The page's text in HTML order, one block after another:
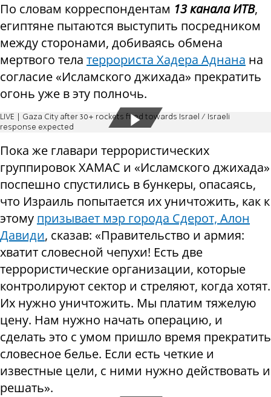
По словам корреспондентам 13 канала ИТВ,
египтяне пытаются выступить посредником
между сторонами, добиваясь обмена
мертвого тела террориста Хадера Аднана на
согласие «Исламского джихада» прекратить
огонь уже в эту полночь.
LIVE | Gaza City after 30+ rockets fired towards Israel / Israeli
response expected
Пока же главари террористических
группировок ХАМАС и «Исламского джихада»
поспешно спустились в бункеры, опасаясь,
что Израиль попытается их уничтожить, как к
этому призывает мэр города Сдерот, Алон
Давиди, сказав: «Правительство и армия:
хватит словесной чепухи! Есть две
террористические организации, которые
контролируют сектор и стреляют, когда хотят.
Их нужно уничтожить. Мы платим тяжелую
цену. Нам нужно начать операцию, и
сделать это с умом пришло время прекратить
словесное белье. Если есть четкие и
известные цели, с ними нужно действовать и
решать».